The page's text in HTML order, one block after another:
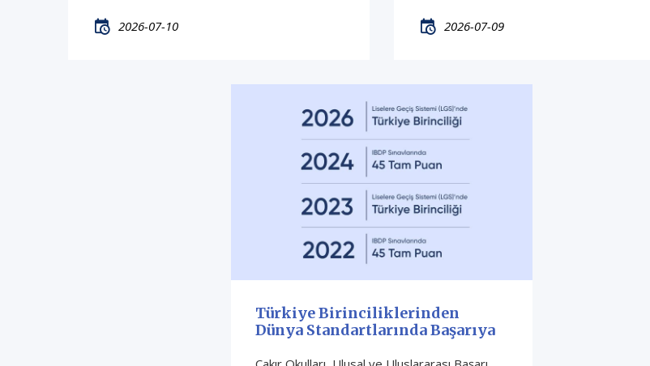
2026-07-10 2026-07-09
Türkiye Birinciliklerinden
Dünya Standartlarında Başarıya